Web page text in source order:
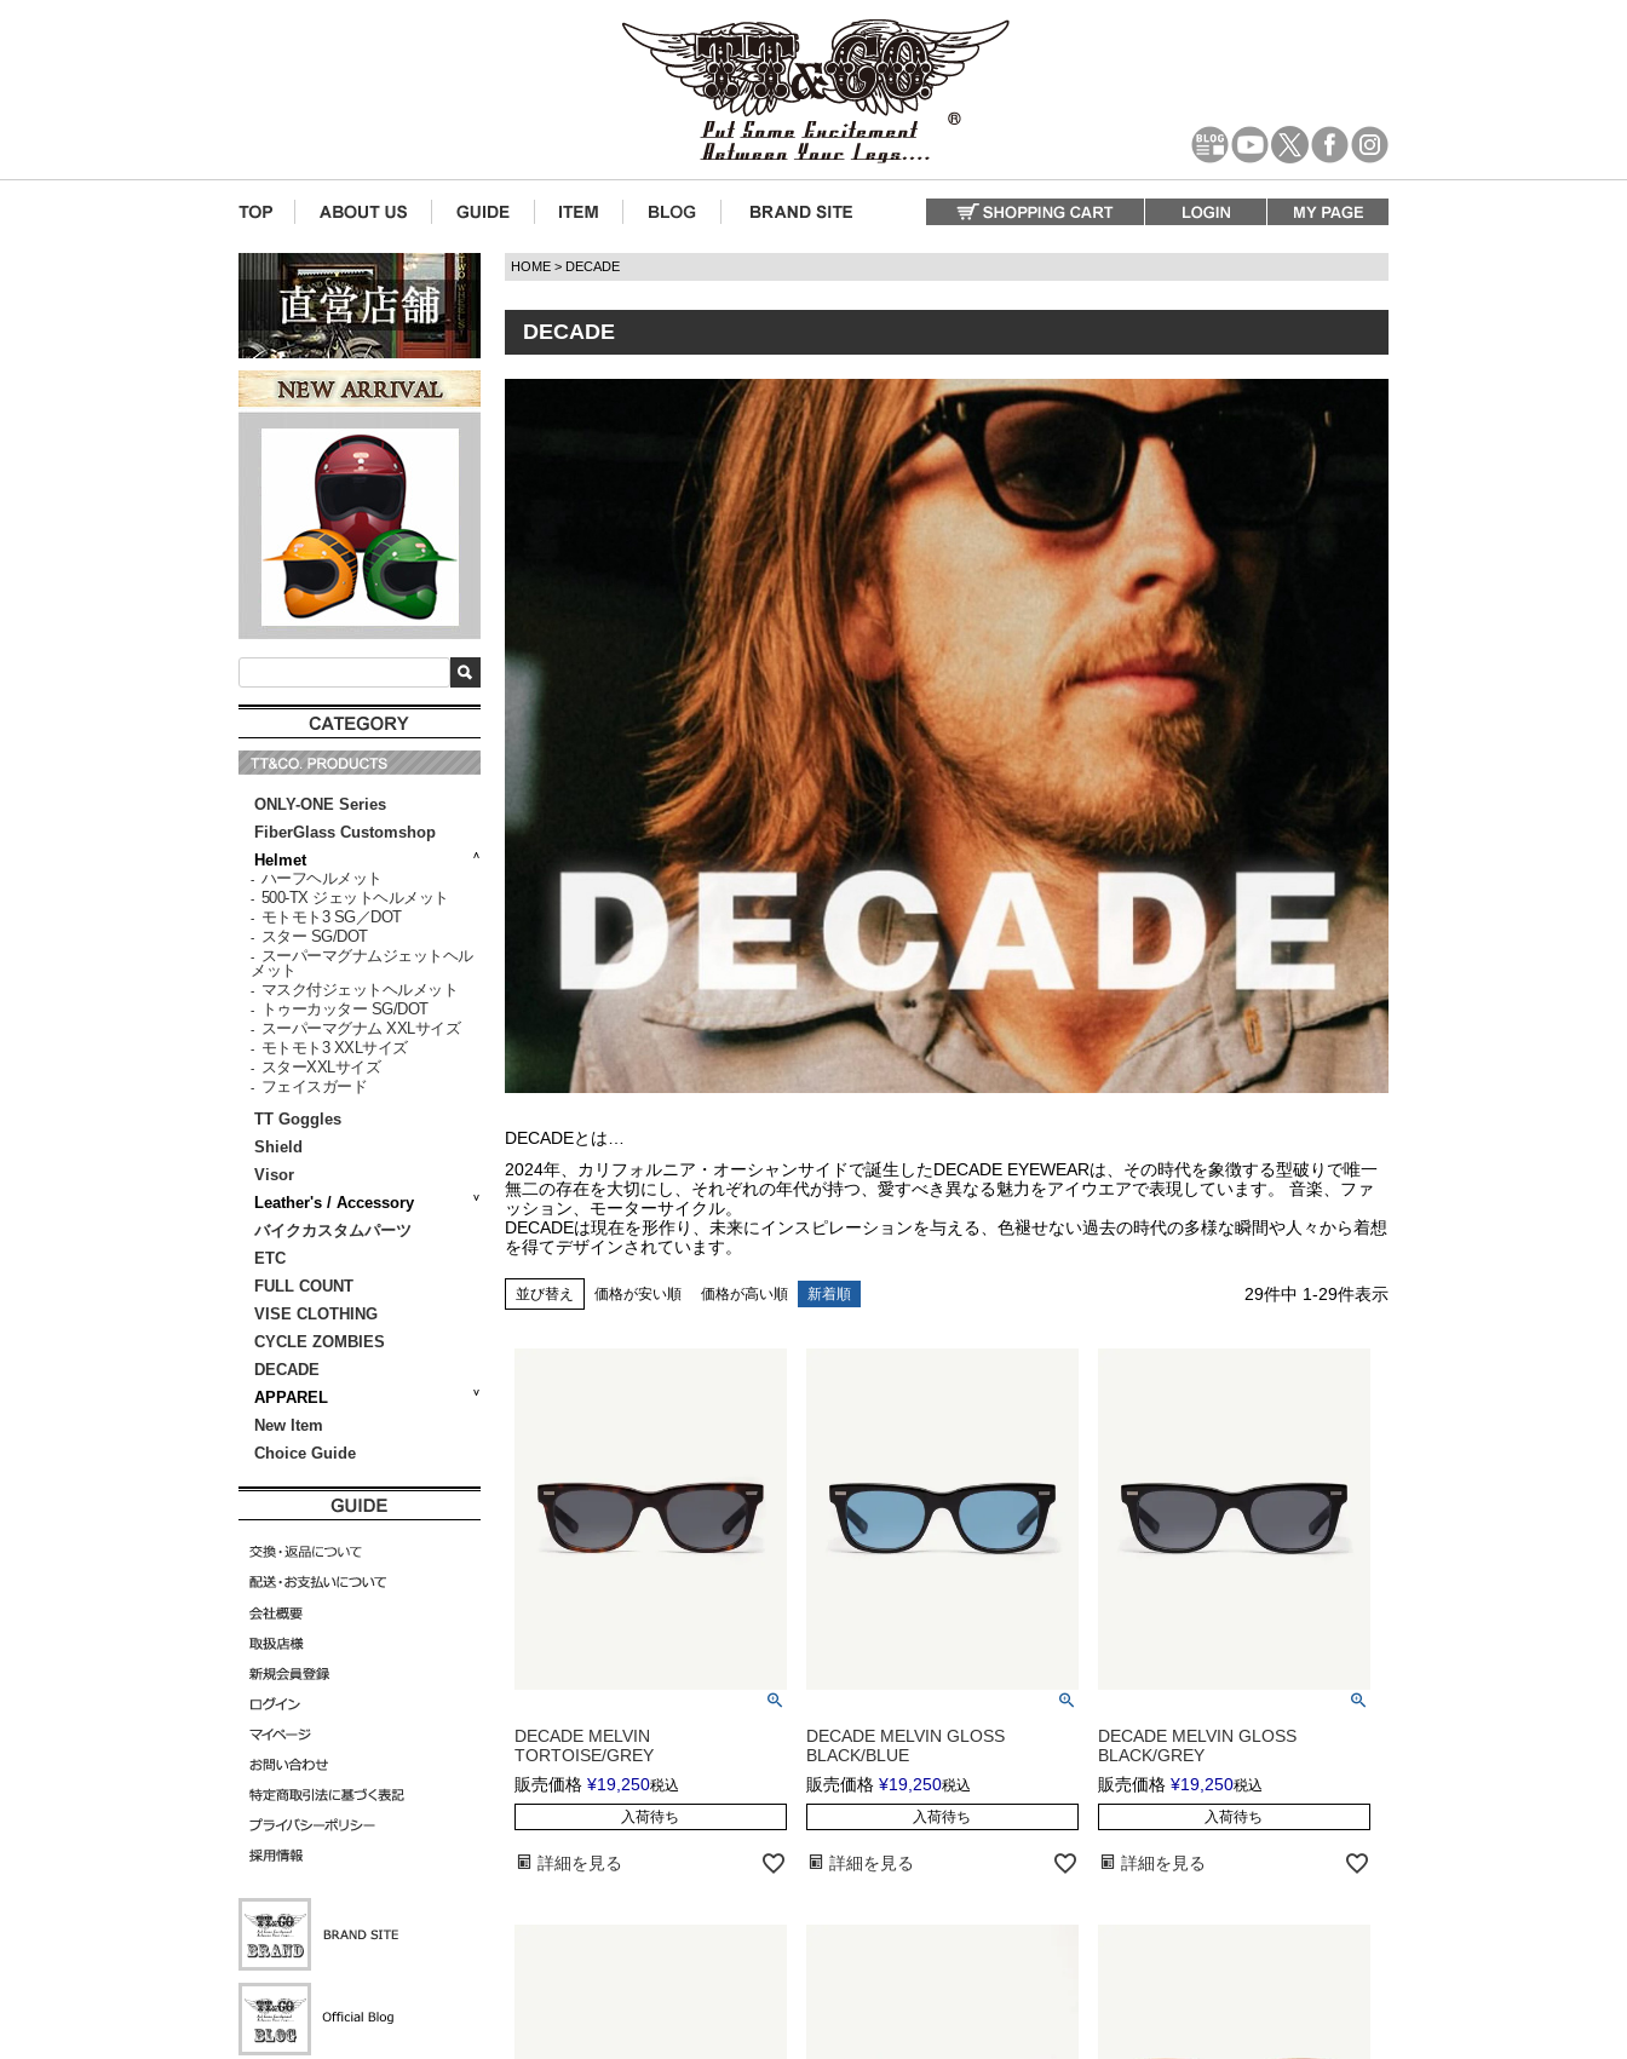
ONLY-ONE Series
FiberGlass Customshop
Helmet
- ハーフヘルメット
- 500-TX ジェットヘルメット
- モトモト3 SG／DOT
- スター SG/DOT
-
スーパーマグナムジェットヘル
メット
- マスク付ジェットヘルメット
- トゥーカッター SG/DOT
- スーパーマグナム XXLサイズ
- モトモト3 XXLサイズ
- スターXXLサイズ
- フェイスガード
TT Goggles
Shield
Visor
Leather's / Accessory
バイクカスタムパーツ
ETC
FULL COUNT
VISE CLOTHING
CYCLE ZOMBIES
DECADE
APPAREL
New Item
Choice Guide
HOME DECADE
DECADE
DECADEとは…
2024年、カリフォルニア・オーシャンサイドで誕生したDECADE EYEWEARは、その時代を象徴する型破りで唯一
無二の存在を大切にし、それぞれの年代が持つ、愛すべき異なる魅力をアイウエアで表現しています。 音楽、ファ
ッション、モーターサイクル。
DECADEは現在を形作り、未来にインスピレーションを与える、色褪せない過去の時代の多様な瞬間や人々から着想
を得てデザインされています。
並び替え 価格が安い順 価格が高い順 新着順 29件中 1-29件表示
DECADE MELVIN
TORTOISE/GREY
販売価格 ¥19,250税込
入荷待ち
詳細を見る
DECADE MELVIN GLOSS
BLACK/BLUE
販売価格 ¥19,250税込
入荷待ち
詳細を見る
DECADE MELVIN GLOSS
BLACK/GREY
販売価格 ¥19,250税込
入荷待ち
詳細を見る